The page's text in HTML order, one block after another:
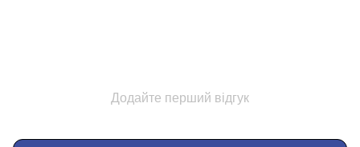
Додайте перший відгук